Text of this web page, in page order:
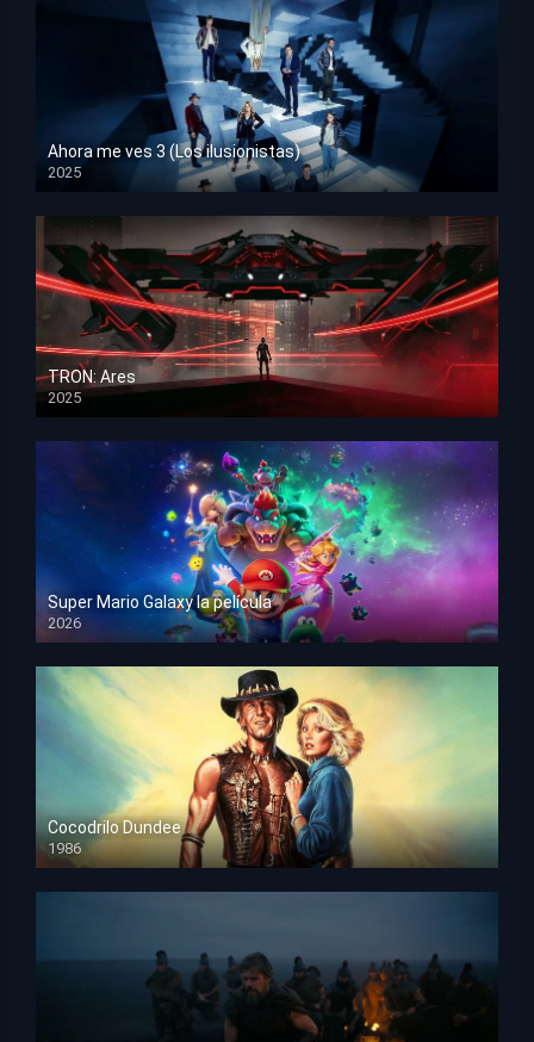
Ahora me ves 3 (Los ilusionistas)
2025
HD 1080p
TRON: Ares
2025
HD 1080p
Super Mario Galaxy la película
2026
HD 1080p
Cocodrilo Dundee
1986
HD 1080p